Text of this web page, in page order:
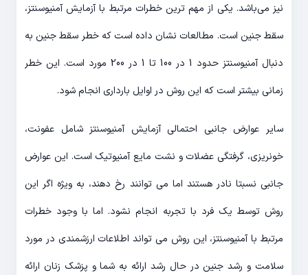
نیز می‌باشد. یکی از مهم ترین خطرات مرتبط با آزمایش آمنیوسنتز،
سقط جنین است. مطالعات نشان داده است که خطر سقط جنین به
دنبال آمنیوسنتز حدود 1 در 100 تا 1 در 200 مورد است. این خطر
زمانی بیشتر است که این روش در اوایل بارداری انجام شود.
سایر عوارض جانبی احتمالی آزمایش آمنیوسنتز شامل عفونت،
خونریزی، گرفتگی عضلات و نشت مایع آمنیوتیک است. این عوارض
جانبی نسبتا نادر هستند اما می توانند رخ دهند، به ویژه اگر این
روش توسط یک فرد با تجربه انجام نشود. اما با وجود خطرات
مرتبط با آمنیوسنتز، این روش می تواند اطلاعات ارزشمندی در مورد
سلامت و رشد جنین در حال رشد ارائه به شما و پزشک زنان ارائه